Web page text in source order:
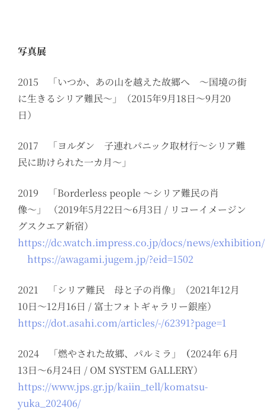
写真展
2015 「いつか、あの山を越えた故郷へ 〜国境の街
に生きるシリア難民〜」（2015年9月18日〜9月20
日）
2017 「ヨルダン 子連れパニック取材行～シリア難
民に助けられた一カ月～」
2019 「Borderless people 〜シリア難民の肖
像〜」 （2019年5月22日〜6月3日 / リコーイメージン
グスクエア新宿）
https://dc.watch.impress.co.jp/docs/news/
https://awagami.jugem.jp/?eid=1502
2021 「シリア難民 母と子の肖像」（2021年12月
10日〜12月16日 / 富士フォトギャラリー銀座）
https://dot.asahi.com/articles/-/62391?page=1
2024 「燃やされた故郷、パルミラ」 （2024年 6月
13日〜6月24日 / OM SYSTEM GALLERY）
https://www.jps.gr.jp/kaiin_tell/komatsu-
yuka_202406/